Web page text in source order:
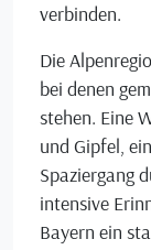
verbinden.
Die
bei denen
stehen. Eine
und Gipfel,
Spaziergang
intensive
Bayern ein